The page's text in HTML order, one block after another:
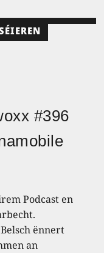
#396
Podcast en
ënnert
an